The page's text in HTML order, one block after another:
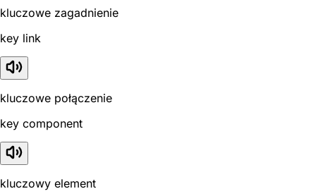
kluczowe zagadnienie
key link
kluczowe połączenie
key component
kluczowy element